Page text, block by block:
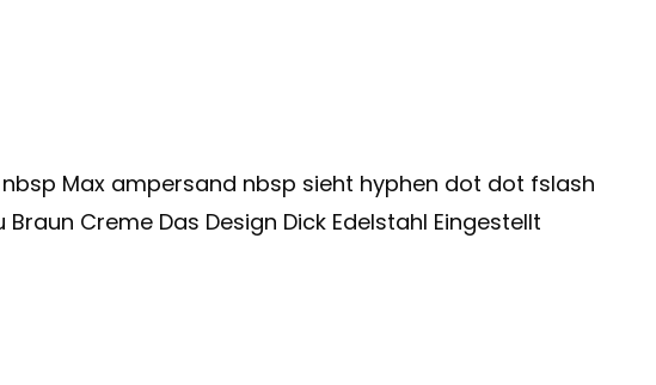
Max ampersand nbsp sieht hyphen dot dot fslash
Creme Das Design Dick Edelstahl Eingestellt